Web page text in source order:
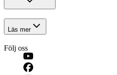
Läs mer
Följ oss